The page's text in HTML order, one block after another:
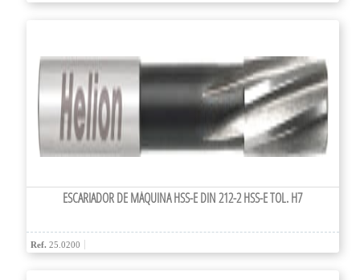
ESCARIADOR DE MÁQUINA HSS-E DIN 212-2 HSS-E TOL. H7
Ref. 25.0200